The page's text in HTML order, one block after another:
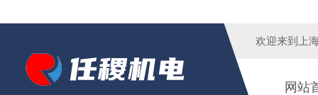
欢迎来到 上
网站